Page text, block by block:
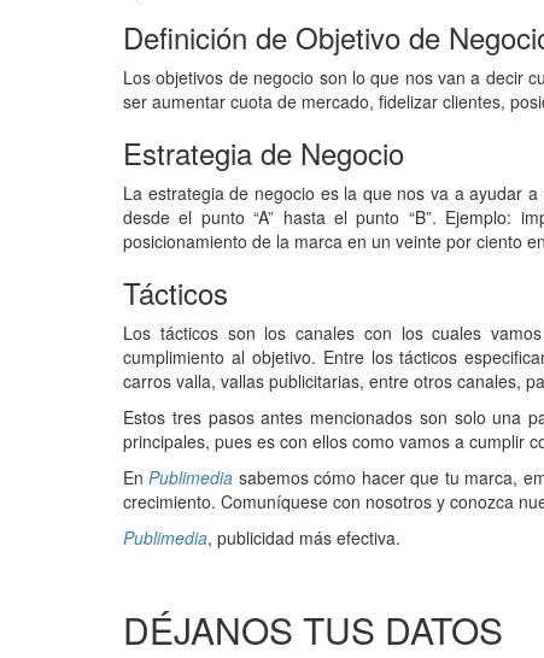
Definición de Objetivo de
Los objetivos de negocio son lo que nos van a decir
ser aumentar cuota de mercado, fidelizar clientes,
Estrategia de Negocio
La estrategia de negocio es la que nos va a ayudar
desde el punto “A” hasta el punto “B”. Ejemplo:
posicionamiento de la marca en un veinte por ciento
Tácticos
Los tácticos son los canales con los cuales
cumplimiento al objetivo. Entre los tácticos
carros valla, vallas publicitarias, entre otros canales,
Estos tres pasos antes mencionados son solo una
principales, pues es con ellos como vamos a cumplir
EnPublimedia sabemos cómo hacer que tu marca,
crecimiento. Comuníquese con nosotros y conozca
Publimedia, publicidad más efectiva.
DÉJANOS TUS DATOS